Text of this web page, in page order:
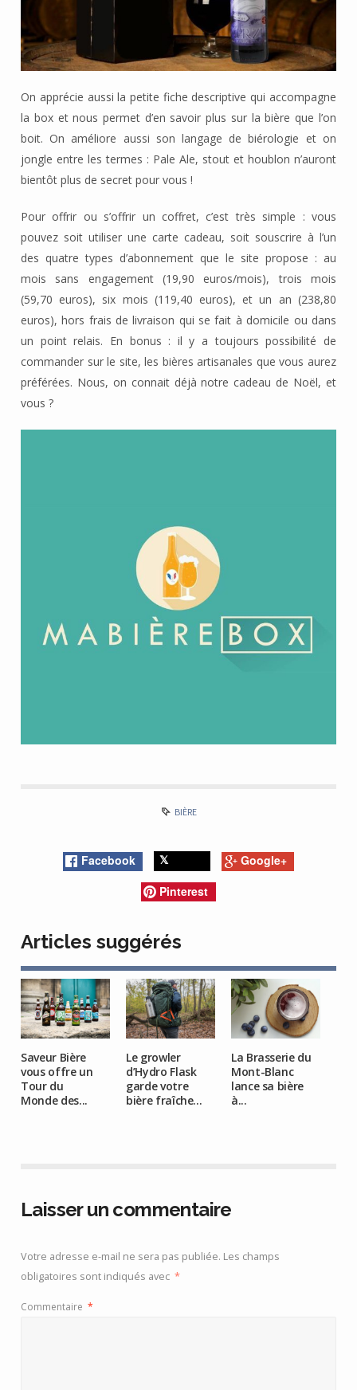
On apprécie aussi la petite fiche descriptive qui accompagne
la box et nous permet d’en savoir plus sur la bière que l’on
boit. On améliore aussi son langage de biérologie et on
jongle entre les termes : Pale Ale, stout et houblon n’auront
bientôt plus de secret pour vous !
Pour offrir ou s’offrir un coffret, c’est très simple : vous
pouvez soit utiliser une carte cadeau, soit souscrire à l’un
des quatre types d’abonnement que le site propose : au
mois sans engagement (19,90 euros/mois), trois mois
(59,70 euros), six mois (119,40 euros), et un an (238,80
euros), hors frais de livraison qui se fait à domicile ou dans
un point relais. En bonus : il y a toujours possibilité de
commander sur le site, les bières artisanales que vous aurez
préférées. Nous, on connait déjà notre cadeau de Noël, et
vous ?
BIÈRE
Facebook Twitter
Google+
Pinterest
Articles suggérés
Saveur Bière
vous offre un
Tour du
Monde des...
Le growler
d’Hydro Flask
garde votre
bière fraîche...
La Brasserie du
Mont-Blanc
lance sa bière
à...
Laisser un commentaire
Votre adresse e-mail ne sera pas publiée. Les champs
obligatoires sont indiqués avec *
Commentaire *